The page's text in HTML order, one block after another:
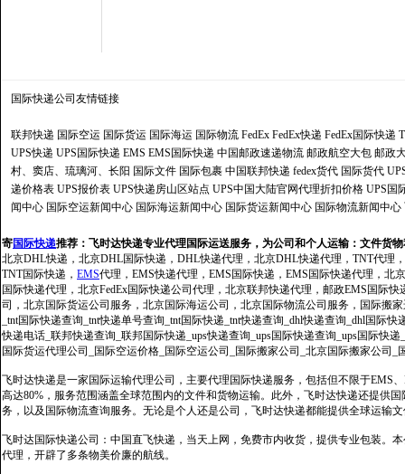
国际快递公司 友情链接
联邦快递 国际空运 国际货运 国际海运 国际物流 FedEx FedEx快递 FedEx国际快递
UPS快递 UPS国际快递 EMS EMS国际快递 中国邮政速递物流 邮政航空大包 邮政
村、窦店、琉璃河、长阳 国际文件 国际包裹 中国联邦快递 fedex货代 国际货代
递价格表 UPS报价表 UPS快递房山区站点 UPS中国大陆官网代理折扣价格 UPS国
闻中心 国际空运新闻中心 国际海运新闻中心 国际货运新闻中心 国际物流新闻中心
寄国际快递推荐： 飞时达快递专业代理国际运送服务，为公司和个人运输：文件货
北京DHL快递，北京DHL国际快递，DHL快递代理，北京DHL快递代理，TNT代理
TNT国际快递， EMS代理，EMS快递代理，EMS国际快递，EMS国际快递代理，北
国际快递代理，北京FedEx国际快递公司代理，北京联邦快递代理，邮政EMS国际
司，北京国际货运公司服务，北京国际海运公司，北京国际物流公司服务，国际搬
_tnt国际快递查询_tnt快递单号查询_tnt国际快递_tnt快递查询_dhl快递查询_dhl国际
快递电话_联邦快递查询_联邦国际快递_ups快递查询_ups国际快递查询_ups国际快
国际货运代理公司_国际空运价格_国际空运公司_国际搬家公司_北京国际搬家公司_
飞时达快递是一家国际运输代理公司，主要代理国际快递服务，包括但不限于EMS
高达80%，服务范围涵盖全球范围内的文件和货物运输。此外，飞时达快递还提供
务，以及国际物流查询服务。无论是个人还是公司，飞时达快递都能提供全球运输
飞时达国际快递公司：中国直飞快递，当天上网，免费市内收货，提供专业包装。
代理，开辟了多条物美价廉的航线。